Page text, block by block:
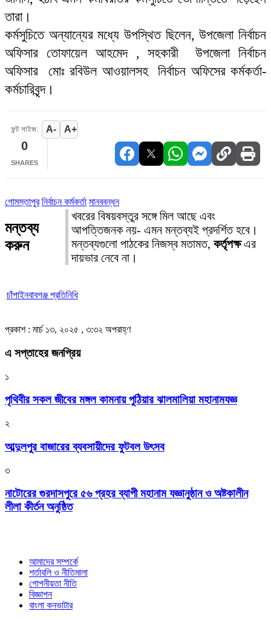
তারা।
কর্মসুচিতে অন্যান্যের মধ্যে উপস্থিত ছিলেন, উপজেলা নির্বাচন
অফিসার তোফায়েল আহমেদ , সহকারী উপজেলা নির্বাচন
অফিসার মোঃ রবিউল আওয়ালসহ নির্বাচন অফিসের কর্মকর্তা-
কর্মচারিবৃন্দ।
ফন্ট সাইজ: A- A+
0
SHARES
গোমস্তাপুর নির্বাচন কর্মকর্তা মানববন্ধন
মন্তব্য
করুন
খবরের বিষয়বস্তুর সঙ্গে মিল আছে এবং
আপত্তিজনক নয়- এমন মন্তব্যই প্রদর্শিত হবে।
মন্তব্যগুলো পাঠকের নিজস্ব মতামত, কর্তৃপক্ষএর
দায়ভার নেবে না।
চাঁপাইনবাবগঞ্জ প্রতিনিধি
প্রকাশ : মার্চ ১৩, ২০২৫ , ৩:৩২ অপরাহ্ণ
এ সপ্তাহের জনপ্রিয়
১
পৃথিবীর সকল জীবের মঙ্গল কামনায় পুঠিয়ার ঝালমালিয়া মহানামযজ্ঞ
২
আব্দুলপুর বাজারের ব্যবসায়ীদের ফুটবল উৎসব
৩
নাটোরের গুরদাসপুরে ৫৬ প্রহর ব্যাপী মহানাম যজ্ঞানুষ্ঠান ও অষ্টকালীন
লীলা কীর্তন অনুষ্ঠিত
আমাদের সম্পর্কে
শর্তাবলি ও নীতিমালা
গোপনীয়তা নীতি
বিজ্ঞাপন
বাংলা কনভাটার